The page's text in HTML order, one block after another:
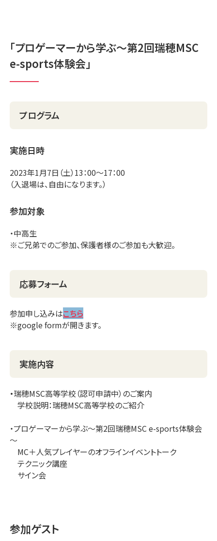
「プロゲーマーから学ぶ～第2回瑞穂MSC
e-sports体験会」
プログラム
実施日時
2023年1月7日（土）13：00～17：00
（入退場は、自由になります。）
参加対象
・中高生
※ご兄弟でのご参加、保護者様のご参加も大歓迎。
応募フォーム
参加申し込みはこちら
※google formが開きます。
実施内容
・瑞穂MSC高等学校（認可申請中）のご案内
学校説明：瑞穂MSC高等学校のご紹介
・プロゲーマーから学ぶ～第2回瑞穂MSC e-sports体験会
～
MC＋人気プレイヤーのオフラインイベントトーク
テクニック講座
サイン会
参加ゲスト